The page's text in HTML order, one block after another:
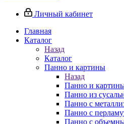
Личный кабинет
Главная
Каталог
Назад
Каталог
Панно и картины
Назад
Панно и
Панно из
Панно с
Панно с
Панно с